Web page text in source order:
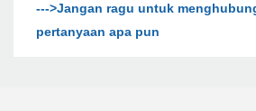
--->Jangan ragu untuk
pertanyaan apa pun